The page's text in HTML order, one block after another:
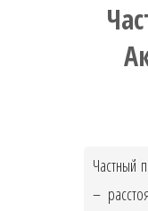
Частный
–